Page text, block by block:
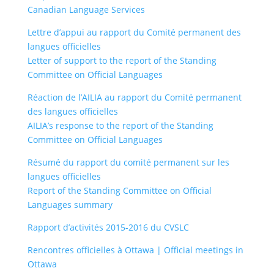
Canadian Language Services
Lettre d’appui au rapport du Comité permanent des
langues officielles
Letter of support to the report of the Standing
Committee on Official Languages
Réaction de l’AILIA au rapport du Comité permanent
des langues officielles
AILIA’s response to the report of the Standing
Committee on Official Languages
Résumé du rapport du comité permanent sur les
langues officielles
Report of the Standing Committee on Official
Languages summary
Rapport d’activités 2015-2016 du CVSLC
Rencontres officielles à Ottawa | Official meetings in
Ottawa